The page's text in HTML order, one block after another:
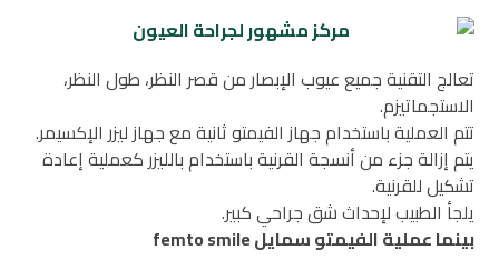
تعالج التقنية جميع عيوب الإبصار من قصر النظر، طول النظر،
الاستجماتيزم.
تتم العملية باستخدام جهاز الفيمتو ثانية مع جهاز ليزر الإكسيمر.
يتم إزالة جزء من أنسجة القرنية باستخدام بالليزر كعملية إعادة
تشكيل للقرنية.
يلجأ الطبيب لإحداث شق جراحي كبير.
بينما عملية الفيمتو سمايل femto smile